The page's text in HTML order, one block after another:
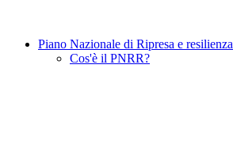
Piano Nazionale di Ripresa e resilienza
Cos'è il PNRR?